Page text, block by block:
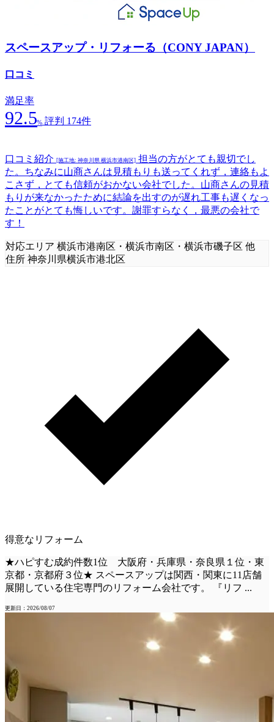
スペースアップ・リフォーる（CONY JAPAN）
口コミ
満足率
92.5% 評判 174件
口コミ紹介 [施工地: 神奈川県 横浜市港南区] 担当の方がとても親切でし
た。ちなみに山商さんは見積もりも送ってくれず，連絡もよ
こさず，とても信頼がおかない会社でした。山商さんの見積
もりが来なかったために結論を出すのが遅れ工事も遅くなっ
たことがとても悔しいです。謝罪すらなく，最悪の会社で
す！
対応エリア 横浜市港南区・横浜市南区・横浜市磯子区 他
住所 神奈川県横浜市港北区
得意なリフォーム
★ハピすむ成約件数1位 大阪府・兵庫県・奈良県１位・東
京都・京都府３位★ スペースアップは関西・関東に11店舗
展開している住宅専門のリフォーム会社です。 『リフ ...
更新日：2026/08/07